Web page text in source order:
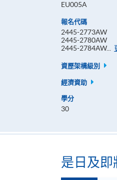
EU005A
報名代碼
2445-2773AW
2445-2780AW
2445-2784AW...
資歷架構級別
經濟資助
學分
30
是日及即